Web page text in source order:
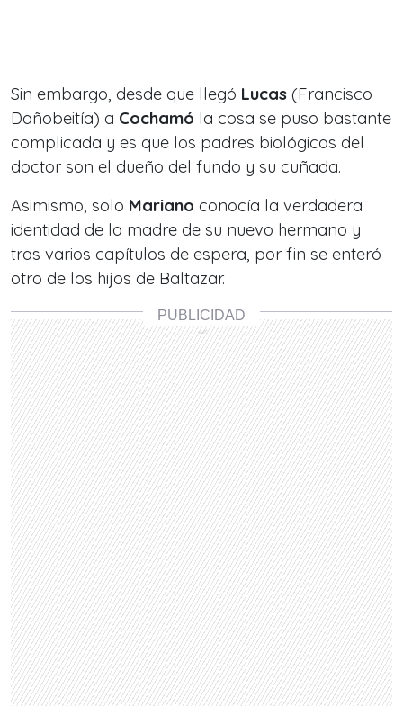
Sin embargo, desde que llegó Lucas (Francisco
Dañobeitía) a Cochamó la cosa se puso bastante
complicada y es que los padres biológicos del
doctor son el dueño del fundo y su cuñada.
Asimismo, solo Mariano conocía la verdadera
identidad de la madre de su nuevo hermano y
tras varios capítulos de espera, por fin se enteró
otro de los hijos de Baltazar.